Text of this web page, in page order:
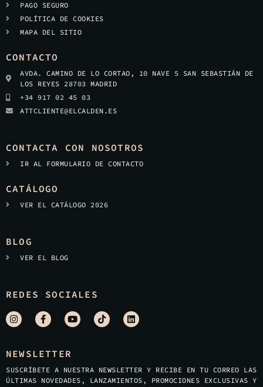
PAGO SEGURO
POLÍTICA DE COOKIES
MAPA DEL SITIO
CONTACTO
AVDA. CAMINO DE LO CORTAO, 10 NAVE 5 SAN SEBASTIÁN DE
LOS REYES 28703 MADRID
+34 917 02 45 03
ATTCLIENTE@ELCALDEN.ES
CONTACTA CON NOSOTROS
IR AL FORMULARIO DE CONTACTO
CATÁLOGO
VER EL CATÁLOGO 2026
BLOG
VER EL BLOG
REDES SOCIALES
NEWSLETTER
SUSCRÍBETE A NUESTRA NEWSLETTER Y RECIBE EN TU CORREO LAS
ÚLTIMAS NOVEDADES, LANZAMIENTOS, PROMOCIONES EXCLUSIVAS Y